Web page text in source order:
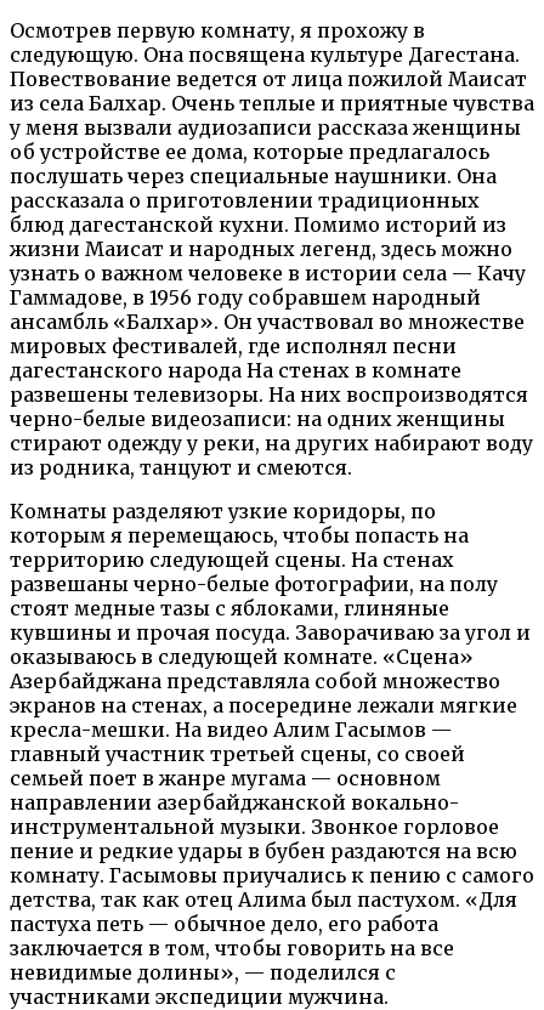
Осмотрев первую комнату, я прохожу в
следующую. Она посвящена культуре Дагестана.
Повествование ведется от лица пожилой Маисат
из села Балхар. Очень теплые и приятные чувства
у меня вызвали аудиозаписи рассказа женщины
об устройстве ее дома, которые предлагалось
послушать через специальные наушники. Она
рассказала о приготовлении традиционных
блюд дагестанской кухни. Помимо историй из
жизни Маисат и народных легенд, здесь можно
узнать о важном человеке в истории села — Качу
Гаммадове, в 1956 году собравшем народный
ансамбль «Балхар». Он участвовал во множестве
мировых фестивалей, где исполнял песни
дагестанского народа На стенах в комнате
развешены телевизоры. На них воспроизводятся
черно-белые видеозаписи: на одних женщины
стирают одежду у реки, на других набирают воду
из родника, танцуют и смеются.
Комнаты разделяют узкие коридоры, по
которым я перемещаюсь, чтобы попасть на
территорию следующей сцены. На стенах
развешаны черно-белые фотографии, на полу
стоят медные тазы с яблоками, глиняные
кувшины и прочая посуда. Заворачиваю за угол и
оказываюсь в следующей комнате. «Сцена»
Азербайджана представляла собой множество
экранов на стенах, а посередине лежали мягкие
кресла-мешки. На видео Алим Гасымов —
главный участник третьей сцены, со своей
семьей поет в жанре мугама — основном
направлении азербайджанской вокально-
инструментальной музыки. Звонкое горловое
пение и редкие удары в бубен раздаются на всю
комнату. Гасымовы приучались к пению с самого
детства, так как отец Алима был пастухом. «Для
пастуха петь — обычное дело, его работа
заключается в том, чтобы говорить на все
невидимые долины», — поделился с
участниками экспедиции мужчина.